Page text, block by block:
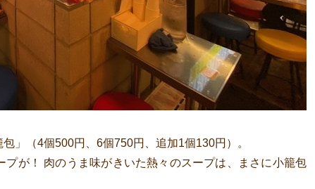
」（4個500円、6個750円、追加1個130円）。
プが！ 肉のうま味がきいた熱々のスープは、まさに小籠包